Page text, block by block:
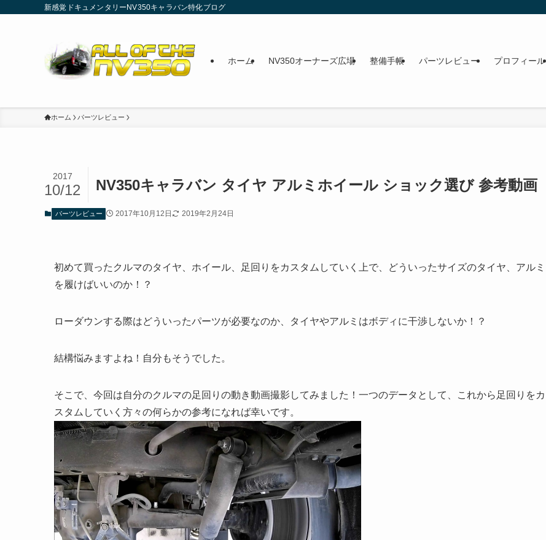
新感覚ドキュメンタリーNV350キャラバン特化ブログ
ホーム NV350オーナーズ広場 整備手帳 パーツレビュー プロフィール
ホーム パーツレビュー
NV350キャラバン タイヤ アルミホイール ショック選び 参考動画
2017
10/12
パーツレビュー 2017年10月12日 2019年2月24日
初めて買ったクルマのタイヤ、ホイール、足回りをカスタムしていく上で、どういったサイズのタイヤ、アルミ
を履けばいいのか！？
ローダウンする際はどういったパーツが必要なのか、タイヤやアルミはボディに干渉しないか！？
結構悩みますよね！自分もそうでした。
そこで、今回は自分のクルマの足回りの動き動画撮影してみました！一つのデータとして、これから足回りをカ
スタムしていく方々の何らかの参考になれば幸いです。